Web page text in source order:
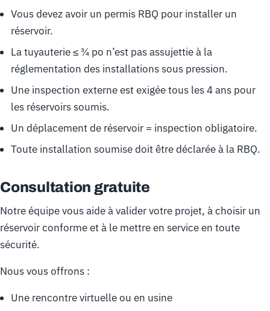
Vous devez avoir un permis RBQ pour installer un
réservoir.
La tuyauterie ≤ ¾ po n’est pas assujettie à la
réglementation des installations sous pression.
Une inspection externe est exigée tous les 4 ans pour
les réservoirs soumis.
Un déplacement de réservoir = inspection obligatoire.
Toute installation soumise doit être déclarée à la RBQ.
Consultation gratuite
Notre équipe vous aide à valider votre projet, à choisir un
réservoir conforme et à le mettre en service en toute
sécurité.
Nous vous offrons :
Une rencontre virtuelle ou en usine